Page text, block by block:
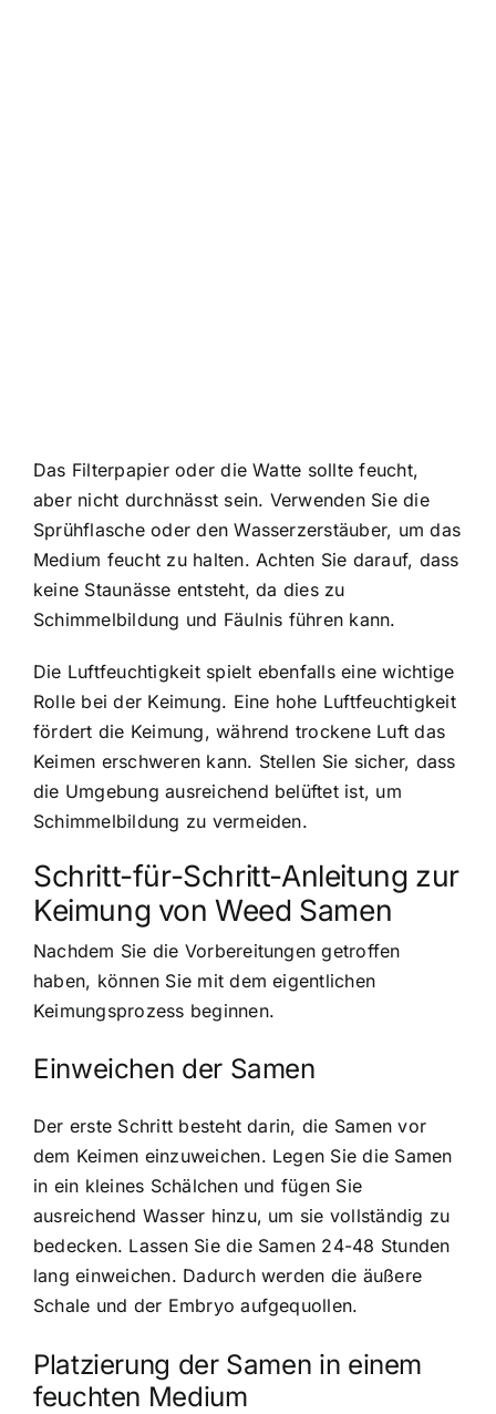
Das Filterpapier oder die Watte sollte feucht,
aber nicht durchnässt sein. Verwenden Sie die
Sprühflasche oder den Wasserzerstäuber, um das
Medium feucht zu halten. Achten Sie darauf, dass
keine Staunässe entsteht, da dies zu
Schimmelbildung und Fäulnis führen kann.
Die Luftfeuchtigkeit spielt ebenfalls eine wichtige
Rolle bei der Keimung. Eine hohe Luftfeuchtigkeit
fördert die Keimung, während trockene Luft das
Keimen erschweren kann. Stellen Sie sicher, dass
die Umgebung ausreichend belüftet ist, um
Schimmelbildung zu vermeiden.
Schritt-für-Schritt-Anleitung zur
Keimung von Weed Samen
Nachdem Sie die Vorbereitungen getroffen
haben, können Sie mit dem eigentlichen
Keimungsprozess beginnen.
Einweichen der Samen
Der erste Schritt besteht darin, die Samen vor
dem Keimen einzuweichen. Legen Sie die Samen
in ein kleines Schälchen und fügen Sie
ausreichend Wasser hinzu, um sie vollständig zu
bedecken. Lassen Sie die Samen 24-48 Stunden
lang einweichen. Dadurch werden die äußere
Schale und der Embryo aufgequollen.
Platzierung der Samen in einem
feuchten Medium